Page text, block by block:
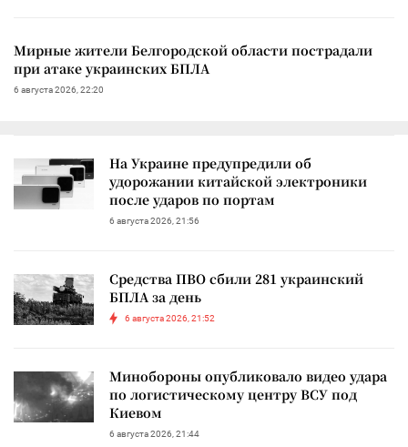
Мирные жители Белгородской области пострадали
при атаке украинских БПЛА
6 августа 2026, 22:20
На Украине предупредили об
удорожании китайской электроники
после ударов по портам
6 августа 2026, 21:56
Средства ПВО сбили 281 украинский
БПЛА за день
6 августа 2026, 21:52
Минобороны опубликовало видео удара
по логистическому центру ВСУ под
Киевом
6 августа 2026, 21:44